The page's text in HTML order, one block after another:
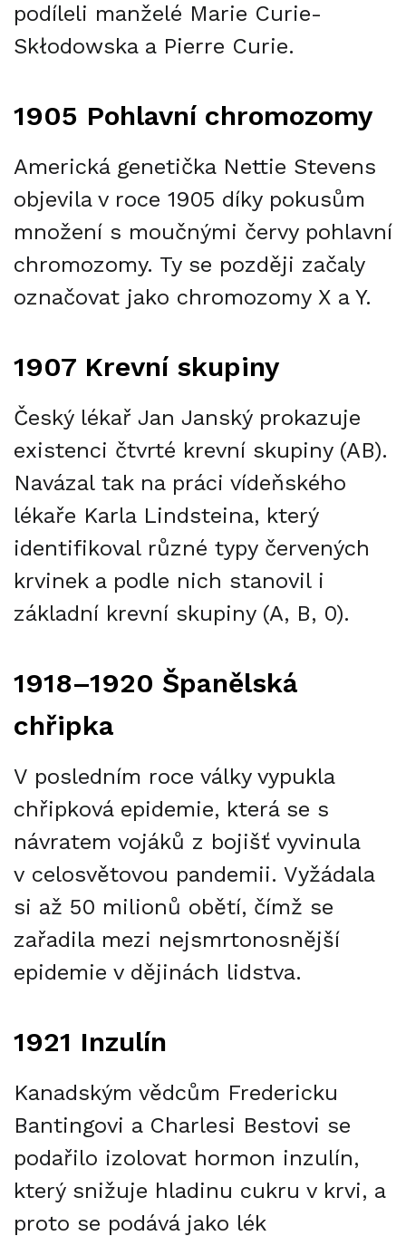
podíleli manželé Marie Curie-
Skłodowska a Pierre Curie.
1905 Pohlavní chromozomy
Americká genetička Nettie Stevens
objevila v roce 1905 díky pokusům
množení s moučnými červy pohlavní
chromozomy. Ty se později začaly
označovat jako chromozomy X a Y.
1907 Krevní skupiny
Český lékař Jan Janský prokazuje
existenci čtvrté krevní skupiny (AB).
Navázal tak na práci vídeňského
lékaře Karla Lindsteina, který
identifikoval různé typy červených
krvinek a podle nich stanovil i
základní krevní skupiny (A, B, 0).
1918–1920 Španělská
chřipka
V posledním roce války vypukla
chřipková epidemie, která se s
návratem vojáků z bojišť vyvinula
v celosvětovou pandemii. Vyžádala
si až 50 milionů obětí, čímž se
zařadila mezi nejsmrtonosnější
epidemie v dějinách lidstva.
1921 Inzulín
Kanadským vědcům Fredericku
Bantingovi a Charlesi Bestovi se
podařilo izolovat hormon inzulín,
který snižuje hladinu cukru v krvi, a
proto se podává jako lék